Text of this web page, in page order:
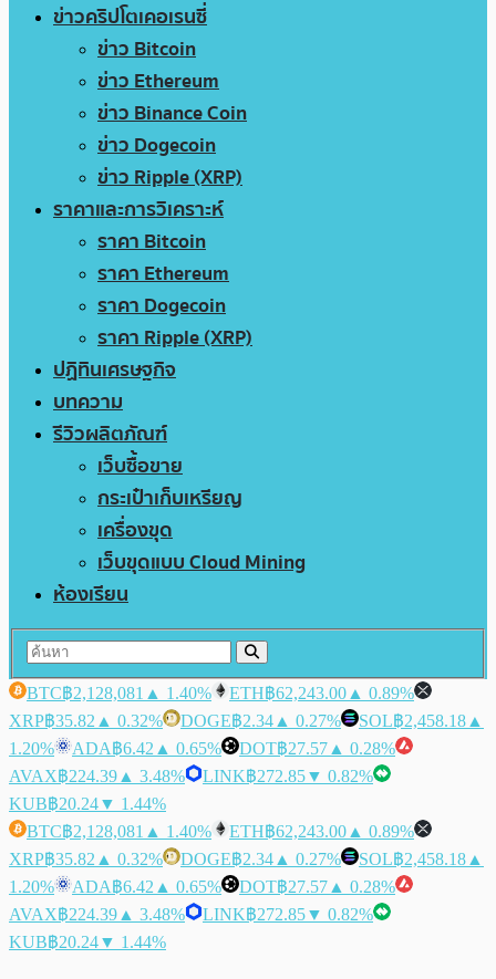
ข่าวคริปโตเคอเรนซี่
ข่าว Bitcoin
ข่าว Ethereum
ข่าว Binance Coin
ข่าว Dogecoin
ข่าว Ripple (XRP)
ราคาและการวิเคราะห์
ราคา Bitcoin
ราคา Ethereum
ราคา Dogecoin
ราคา Ripple (XRP)
ปฏิทินเศรษฐกิจ
บทความ
รีวิวผลิตภัณฑ์
เว็บซื้อขาย
กระเป๋าเก็บเหรียญ
เครื่องขุด
เว็บขุดแบบ Cloud Mining
ห้องเรียน
BTC฿2,128,081 ▲ 1.40% ETH฿62,243.00 ▲ 0.89%
XRP฿35.82 ▲ 0.32% DOGE฿2.34 ▲ 0.27% SOL฿2,458.18 ▲
1.20%
ADA฿6.42 ▲ 0.65% DOT฿27.57 ▲ 0.28%
AVAX฿224.39 ▲ 3.48% LINK฿272.85▼ 0.82%
KUB฿20.24▼ 1.44%
BTC฿2,128,081 ▲ 1.40% ETH฿62,243.00 ▲ 0.89%
XRP฿35.82 ▲ 0.32% DOGE฿2.34 ▲ 0.27% SOL฿2,458.18 ▲
1.20%
ADA฿6.42 ▲ 0.65% DOT฿27.57 ▲ 0.28%
AVAX฿224.39 ▲ 3.48% LINK฿272.85▼ 0.82%
KUB฿20.24▼ 1.44%